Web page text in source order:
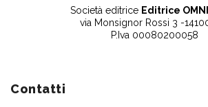
Società editrice Editrice
via Monsignor Rossi 3 -
P.Iva 00080200058
Contatti